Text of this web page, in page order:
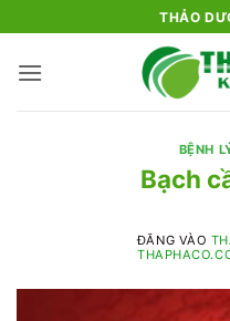
qua
nội
THẢO
BỆNH
Bạch
ĐĂNG VÀO